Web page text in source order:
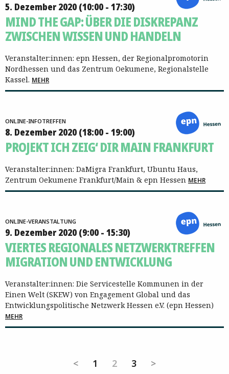
5. Dezember 2020 (10:00 - 17:30)
MIND THE GAP: ÜBER DIE DISKREPANZ
ZWISCHEN WISSEN UND HANDELN
Veranstalter:innen: epn Hessen, der Regionalpromotorin
Nordhessen und das Zentrum Oekumene, Regionalstelle
Kassel. MEHR
ONLINE-INFOTREFFEN
8. Dezember 2020 (18:00 - 19:00)
PROJEKT ICH ZEIG‘ DIR MAIN FRANKFURT
Veranstalter:innen: DaMigra Frankfurt, Ubuntu Haus,
Zentrum Oekumene Frankfurt/Main & epn Hessen MEHR
ONLINE-VERANSTALTUNG
9. Dezember 2020 (9:00 - 15:30)
VIERTES REGIONALES NETZWERKTREFFEN
MIGRATION UND ENTWICKLUNG
Veranstalter:innen: Die Servicestelle Kommunen in der
Einen Welt (SKEW) von Engagement Global und das
Entwicklungspolitische Netzwerk Hessen e.V. (epn Hessen)
MEHR
< 1 2 3 >